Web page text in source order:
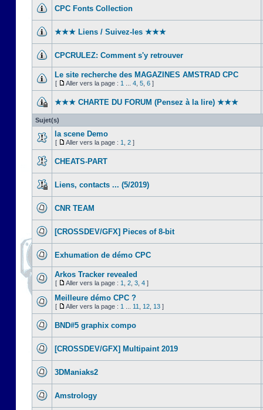
CPC Fonts Collection
★★★ Liens / Suivez-les ★★★
CPCRULEZ: Comment s'y retrouver‎
Le site recherche des MAGAZINES AMSTRAD CPC
[ Aller vers la page : 1 4 5 6 ]
★★★ CHARTE DU FORUM (Pensez à la lire) ★★★
Sujet(s)
la scene Demo
[ Aller vers la page : 1 2 ]
CHEATS-PART
Liens, contacts ... (5/2019)
CNR TEAM
[CROSSDEV/GFX] Pieces of 8-bit
Exhumation de démo CPC
Arkos Tracker revealed
[ Aller vers la page : 1 2 3 4 ]
Meilleure démo CPC ?
[ Aller vers la page : 1 11 12 13 ]
BND#5 graphix compo
[CROSSDEV/GFX] Multipaint 2019
3DManiaks2
Amstrology